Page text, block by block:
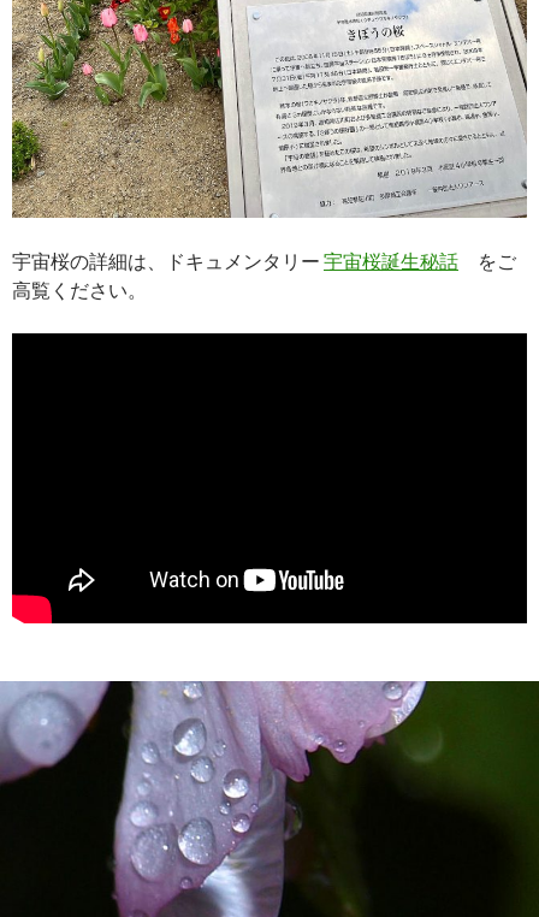
宇宙桜の詳細は、ドキュメンタリー 宇宙桜誕生秘話 をご
高覧ください。